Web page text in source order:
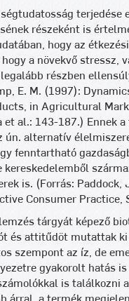
részeként is
hogy az
hogy a növekvő stressz,
részben
E. M. (1997):
in Agricultural
et al.: 143-187.) Ennek
ún. alternatív
fenntartható
kereskedelemből
is. (Forrás: Paddock,
Consumer Practice,
tárgyát képező
és attitűdöt mutattak ki
szempont az íz, de
gyakorolt hatás
is találkozni